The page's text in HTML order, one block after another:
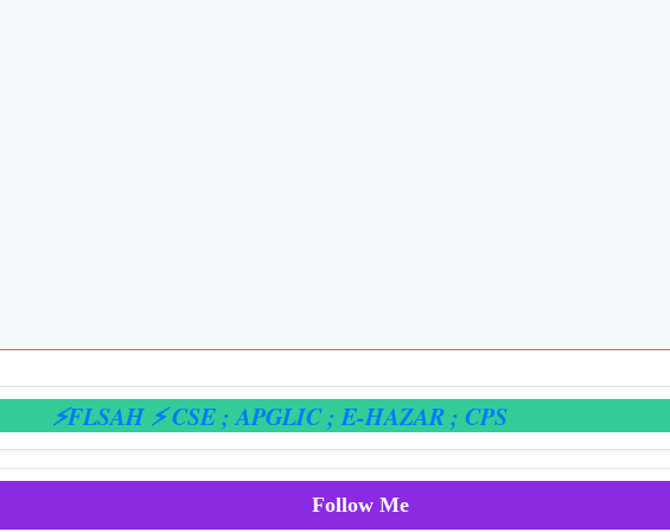
⚡ CSE ; APGLIC; E-HAZAR; CPS
Follow Me